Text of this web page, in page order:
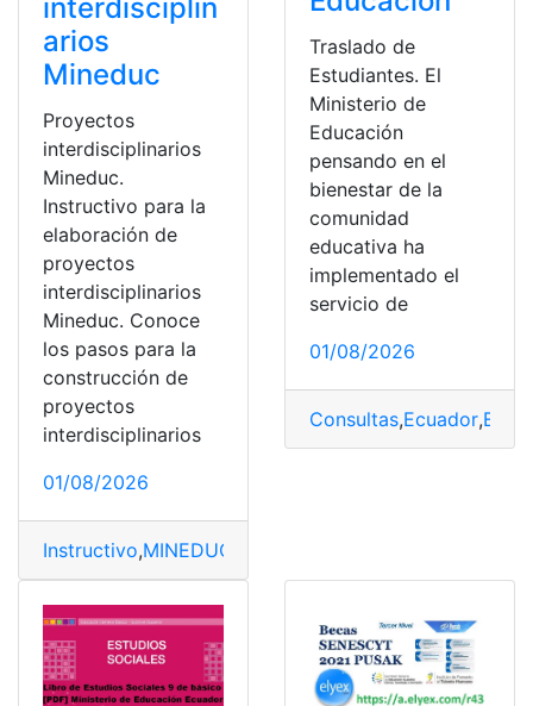
interdisciplin
arios
Mineduc
Proyectos
interdisciplinarios
Mineduc.
Instructivo para la
elaboración de
proyectos
interdisciplinarios
Mineduc. Conoce
los pasos para la
construcción de
proyectos
interdisciplinarios
01/08/2026
Instructivo,MINEDUC
Traslado de
Estudiantes. El
Ministerio de
Educación
pensando en el
bienestar de la
comunidad
educativa ha
implementado el
servicio de
01/08/2026
Consultas,Ecuador,